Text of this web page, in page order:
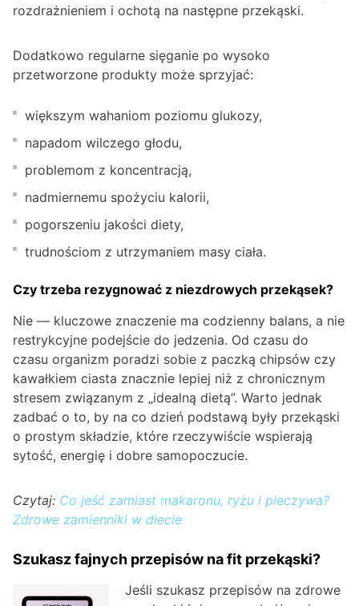
rozdrażnieniem i ochotą na następne przekąski.
Dodatkowo regularne sięganie po wysoko
przetworzone produkty może sprzyjać:
większym wahaniom poziomu glukozy,
napadom wilczego głodu,
problemom z koncentracją,
nadmiernemu spożyciu kalorii,
pogorszeniu jakości diety,
trudnościom z utrzymaniem masy ciała.
Czy trzeba rezygnować z niezdrowych przekąsek?
Nie — kluczowe znaczenie ma codzienny balans, a nie
restrykcyjne podejście do jedzenia. Od czasu do
czasu organizm poradzi sobie z paczką chipsów czy
kawałkiem ciasta znacznie lepiej niż z chronicznym
stresem związanym z „idealną dietą”. Warto jednak
zadbać o to, by na co dzień podstawą były przekąski
o prostym składzie, które rzeczywiście wspierają
sytość, energię i dobre samopoczucie.
Czytaj: Co jeść zamiast makaronu, ryżu i pieczywa?
Zdrowe zamienniki w diecie
Szukasz fajnych przepisów na fit przekąski?
Jeśli szukasz przepisów na zdrowe